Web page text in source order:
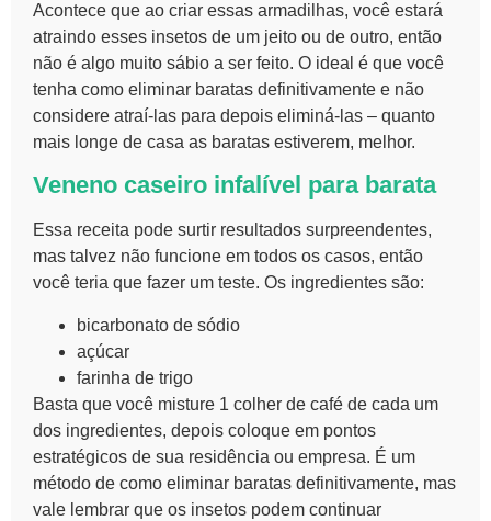
Acontece que ao criar essas armadilhas, você estará
atraindo esses insetos de um jeito ou de outro, então
não é algo muito sábio a ser feito. O ideal é que você
tenha como eliminar baratas definitivamente e não
considere atraí-las para depois eliminá-las – quanto
mais longe de casa as baratas estiverem, melhor.
Veneno caseiro infalível para barata
Essa receita pode surtir resultados surpreendentes,
mas talvez não funcione em todos os casos, então
você teria que fazer um teste. Os ingredientes são:
bicarbonato de sódio
açúcar
farinha de trigo
Basta que você misture 1 colher de café de cada um
dos ingredientes, depois coloque em pontos
estratégicos de sua residência ou empresa. É um
método de como eliminar baratas definitivamente, mas
vale lembrar que os insetos podem continuar